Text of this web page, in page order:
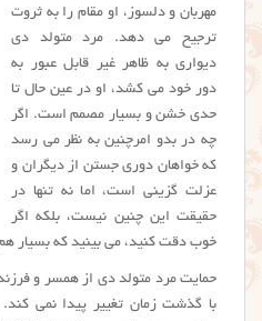
مهربان و دلسوز، او مقام را به ثروت
ترجیح می دهد. مرد متولد دی
دیواری به ظاهر غیر قابل عبور به
دور خود می کشد، او در عین حال تا
حدی خشن و بسیار مصمم است. اگر
چه در بدو امرچنین به نظر می رسد
که خواهان دوری جستن از دیگران و
عزلت گزینی است، اما نه تنها در
حقیقت این چنین نیست، بلکه اگر
خوب دقت کنید، می بینید که
حمایت مرد متولد دی از همسر و
با گذشت زمان تغییر پیدا نمی